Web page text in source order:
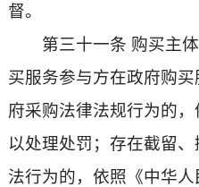
督。
第三十一条 购买主体
买服务参与方在政府购
府采购法律法规行为的
以处理处罚；存在截留
法行为的，依照《中华